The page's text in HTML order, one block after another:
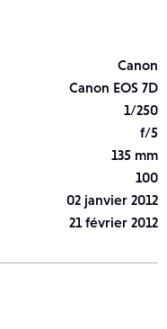
Canon
Canon EOS 7D
1/250
f/5
135 mm
100
02 janvier 2012
21 février 2012